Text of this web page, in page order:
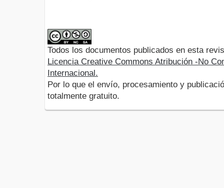
Todos los documentos publicados en esta
Licencia Creative Commons Atribución -No
Internacional.
Por lo que el envío, procesamiento y
totalmente gratuito.